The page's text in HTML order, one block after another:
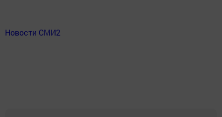
Новости СМИ2